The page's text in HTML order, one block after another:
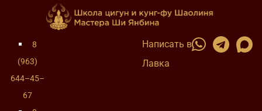
8
(963)
644–45–
67
Написать в
Лавка